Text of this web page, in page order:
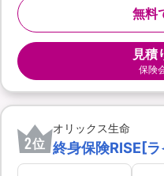
無料
見積
保険
2位
オリックス生命
終身保険RISE[